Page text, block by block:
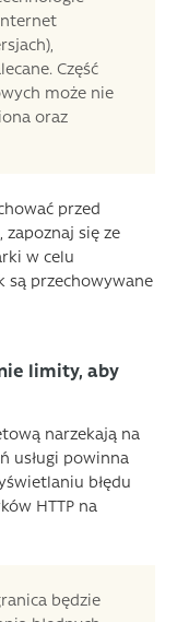
Część
może nie
oraz
przed
zapoznaj się ze
w celu
są przechowywane
limity, aby
narzekają na
usługi powinna
błędu
HTTP na
będzie